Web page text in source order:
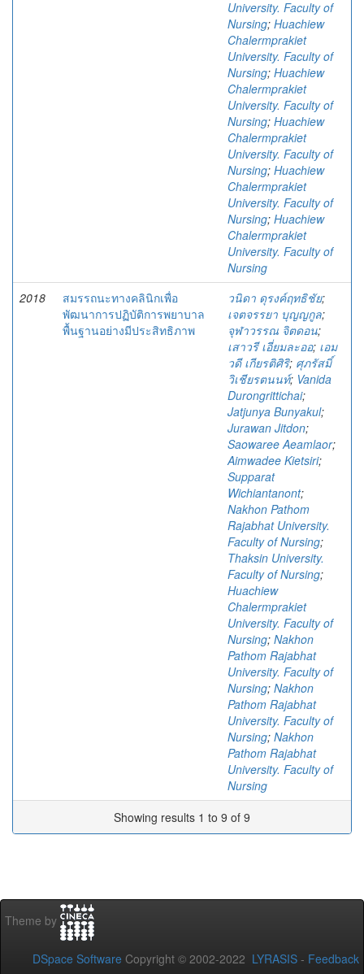
University. Faculty of
Nursing; Huachiew
Chalermprakiet
University. Faculty of
Nursing; Huachiew
Chalermprakiet
University. Faculty of
Nursing; Huachiew
Chalermprakiet
University. Faculty of
Nursing; Huachiew
Chalermprakiet
University. Faculty of
Nursing; Huachiew
Chalermprakiet
University. Faculty of
Nursing
2018
สมรรถนะทางคลินิกเพื่อ
พัฒนาการปฏิบัติการพยาบาล
พื้นฐานอย่างมีประสิทธิภาพ
วนิดา ดุรงค์ฤทธิชัย;
เจตจรรยา บุญญกูล;
จุฬาวรรณ จิตดอน;
เสาวรี เอี่ยมละออ; เอม
วดี เกียรติศิริ; ศุภรัสมิ์
วิเชียรตนนท์; Vanida
Durongrittichai;
Jatjunya Bunyakul;
Jurawan Jitdon;
Saowaree Aeamlaor;
Aimwadee Kietsiri;
Supparat
Wichiantanont;
Nakhon Pathom
Rajabhat University.
Faculty of Nursing;
Thaksin University.
Faculty of Nursing;
Huachiew
Chalermprakiet
University. Faculty of
Nursing; Nakhon
Pathom Rajabhat
University. Faculty of
Nursing; Nakhon
Pathom Rajabhat
University. Faculty of
Nursing; Nakhon
Pathom Rajabhat
University. Faculty of
Nursing
Showing results 1 to 9 of 9
Theme by
DSpace Software Copyright © 2002-2022 LYRASIS - Feedback